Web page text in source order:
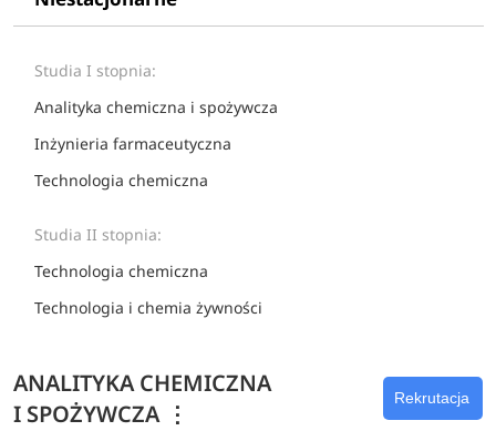
ANALITYKA CHEMICZNA
I SPOŻYWCZA ⋮
Rekrutacja
Studia I stopnia:
Analityka chemiczna i spożywcza
Inżynieria farmaceutyczna
Technologia chemiczna
Studia II stopnia:
Technologia chemiczna
Technologia i chemia żywności